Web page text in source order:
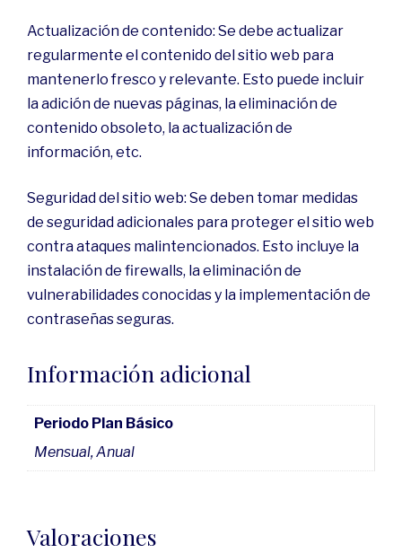
Actualización de contenido: Se debe actualizar
regularmente el contenido del sitio web para
mantenerlo fresco y relevante. Esto puede incluir
la adición de nuevas páginas, la eliminación de
contenido obsoleto, la actualización de
información, etc.
Seguridad del sitio web: Se deben tomar medidas
de seguridad adicionales para proteger el sitio web
contra ataques malintencionados. Esto incluye la
instalación de firewalls, la eliminación de
vulnerabilidades conocidas y la implementación de
contraseñas seguras.
Información adicional
Periodo Plan Básico
Mensual, Anual
Valoraciones